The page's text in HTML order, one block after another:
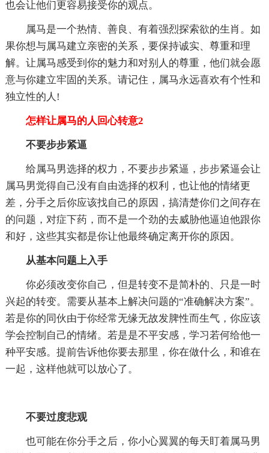
也会让他们更容易接受你的观点。
属马是一个热情、善良、有着强烈探索欲的生肖。如
果你想与属马建立亲密的关系，要保持诚实、尊重和理
解。让属马感受到你的魅力和对别人的尊重，他们就会愿
意与你建立牢固的关系。请记住，属马永远喜欢有个性和
独立性的人!
怎样让属马的人回心转意2
不要步步紧逼
给属马男选择的权力，不要步步紧逼，步步紧逼会让
属马男觉得自己没有自由选择的权利，也让他的情绪更
差，分手之后你应该找自己的原因，搞清楚你们之间存在
的问题，对症下药，而不是一个劲的去威胁他逼迫他跟你
和好，这些其实都是你让他最终确定离开你的原因。
从基本问题上入手
你必须改变你自己，但是转变不是简朴的、只是一时
兴起的转变。需要从基本上解决问题的“准确解决方案”。
若是你的同伙由于你经常无缘无故发脾性而生气，你应该
学会控制自己的情绪。若是是不平安感，学习若何给他一
种平安感。提前告诉他你要去那里，你在做什么，和谁在
一起，这样他就可以放心了。
不要过度悲观
也可能在你分手之后，你小心翼翼的每天盯着属马男